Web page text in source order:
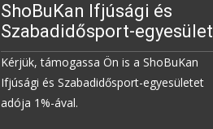
ShoBuKan Ifjúsági és
Szabadidősport-egyesület
Kérjük, támogassa Ön is a ShoBuKan
Ifjúsági és Szabadidősport-egyesületet
adója 1%-ával.